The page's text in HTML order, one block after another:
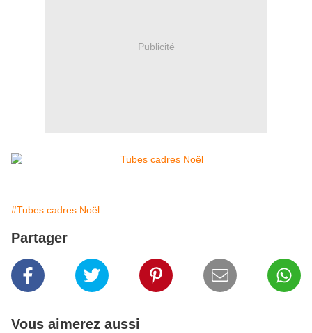
Publicité
#Tubes cadres Noël
Partager
Vous aimerez aussi